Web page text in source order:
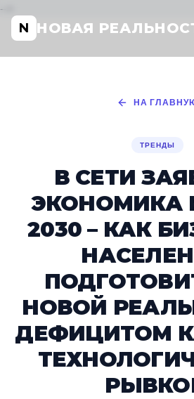
-->
N НОВАЯ
НА
ТРЕНДЫ
В СЕТИ
ЭКОНОМИКА
2030 – КАК
НОВОЙ
ДЕФИЦИТОМ